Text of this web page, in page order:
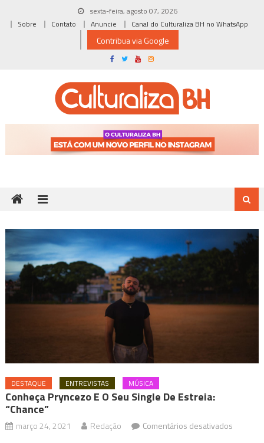
sexta-feira, agosto 07, 2026
Sobre
Contato Anuncie Canal do Culturaliza BH no WhatsApp
Contribua via Google
DESTAQUE ENTREVISTAS MÚSICA
Conheça Pryncezo E O Seu Single De Estreia:
“Chance”
março 24, 2021 Redação Comentários desativadosem